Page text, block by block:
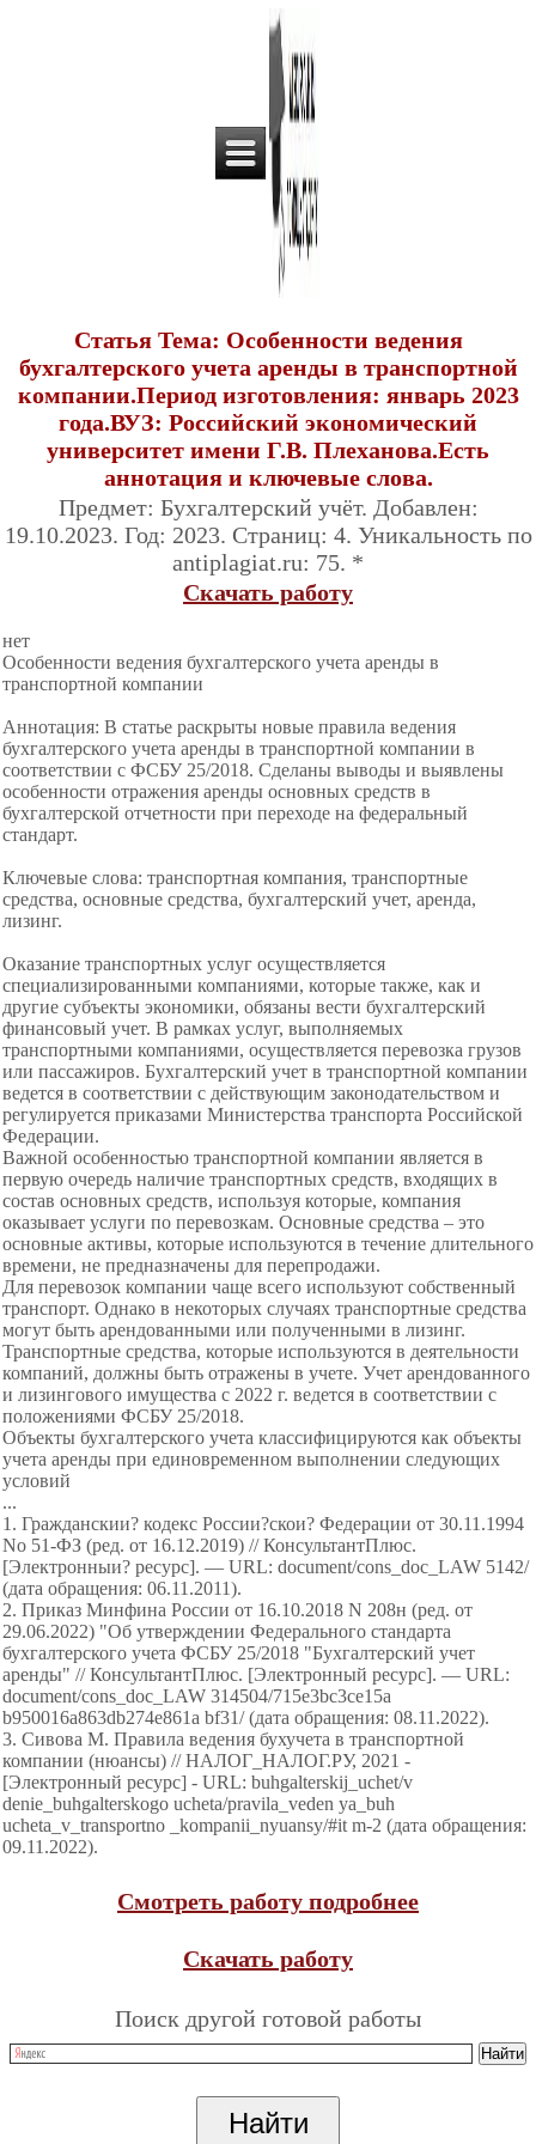
Статья Тема: Особенности ведения
бухгалтерского учета аренды в транспортной
компании.Период изготовления: январь 2023
года.ВУЗ: Российский экономический
университет имени Г.В. Плеханова.Есть
аннотация и ключевые слова.
Предмет: Бухгалтерский учёт. Добавлен:
19.10.2023. Год: 2023. Страниц: 4. Уникальность по
antiplagiat.ru: 75. *
Скачать работу
нет
Особенности ведения бухгалтерского учета аренды в
транспортной компании
Аннотация: В статье раскрыты новые правила ведения
бухгалтерского учета аренды в транспортной компании в
соответствии с ФСБУ 25/2018. Сделаны выводы и выявлены
особенности отражения аренды основных средств в
бухгалтерской отчетности при переходе на федеральный
стандарт.
Ключевые слова: транспортная компания, транспортные
средства, основные средства, бухгалтерский учет, аренда,
лизинг.
Оказание транспортных услуг осуществляется
специализированными компаниями, которые также, как и
другие субъекты экономики, обязаны вести бухгалтерский
финансовый учет. В рамках услуг, выполняемых
транспортными компаниями, осуществляется перевозка грузов
или пассажиров. Бухгалтерский учет в транспортной компании
ведется в соответствии с действующим законодательством и
регулируется приказами Министерства транспорта Российской
Федерации.
Важной особенностью транспортной компании является в
первую очередь наличие транспортных средств, входящих в
состав основных средств, используя которые, компания
оказывает услуги по перевозкам. Основные средства – это
основные активы, которые используются в течение длительного
времени, не предназначены для перепродажи.
Для перевозок компании чаще всего используют собственный
транспорт. Однако в некоторых случаях транспортные средства
могут быть арендованными или полученными в лизинг.
Транспортные средства, которые используются в деятельности
компаний, должны быть отражены в учете. Учет арендованного
и лизингового имущества с 2022 г. ведется в соответствии с
положениями ФСБУ 25/2018.
Объекты бухгалтерского учета классифицируются как объекты
учета аренды при единовременном выполнении следующих
условий
...
1. Гражданскии? кодекс России?скои? Федерации от 30.11.1994
No 51-ФЗ (ред. от 16.12.2019) // КонсультантПлюс.
[Электронныи? ресурс]. — URL: document/cons_doc_LAW 5142/
(дата обращения: 06.11.2011).
2. Приказ Минфина России от 16.10.2018 N 208н (ред. от
29.06.2022) "Об утверждении Федерального стандарта
бухгалтерского учета ФСБУ 25/2018 "Бухгалтерский учет
аренды" // КонсультантПлюс. [Электронный ресурс]. — URL:
document/cons_doc_LAW 314504/715e3bc3ce15a
b950016a863db274e861a bf31/ (дата обращения: 08.11.2022).
3. Сивова М. Правила ведения бухучета в транспортной
компании (нюансы) // НАЛОГ_НАЛОГ.РУ, 2021 -
[Электронный ресурс] - URL: buhgalterskij_uchet/v
denie_buhgalterskogo ucheta/pravila_veden ya_buh
ucheta_v_transportno _kompanii_nyuansy/#it m-2 (дата обращения:
09.11.2022).
Смотреть работу подробнее
Скачать работу
Поиск другой готовой работы